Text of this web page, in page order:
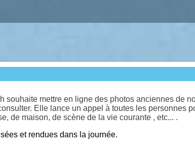
souhaite mettre en ligne des photos anciennes de
Elle lance un appel à toutes les personnes
de maison, de scène de la vie courante , etc... .
et rendues dans la journée.